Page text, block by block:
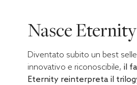
Nasce Eternity
Diventato subito un best
innovativo e riconoscibile, il
Eternity reinterpreta il